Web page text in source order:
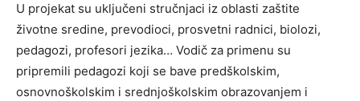
U projekat su uključeni stručnjaci iz oblasti zaštite
životne sredine, prevodioci, prosvetni radnici, biolozi,
pedagozi, profesori jezika… Vodič za primenu su
pripremili pedagozi koji se bave predškolskim,
osnovnoškolskim i srednjoškolskim obrazovanjem i